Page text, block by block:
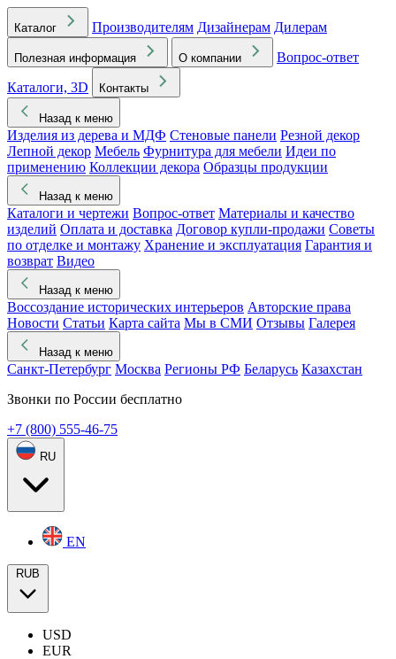
Каталог Производителям Дизайнерам Дилерам
Полезная информация О компании
Вопрос-ответ
Каталоги, 3D
Контакты
Назад к меню
Изделия из дерева и МДФ Стеновые панели Резной декор
Лепной декор Мебель Фурнитура для мебели Идеи по
применению Коллекции декора Образцы продукции
Назад к меню
Каталоги и чертежи Вопрос-ответ Материалы и качество
изделий Оплата и доставка Договор купли-продажи Советы
по отделке и монтажу Хранение и эксплуатация Гарантия и
возврат Видео
Назад к меню
Воссоздание исторических интерьеров Авторские права
Новости Статьи Карта сайта Мы в СМИ Отзывы Галерея
Назад к меню
Санкт-Петербург Москва Регионы РФ Беларусь Казахстан
Звонки по России бесплатно
+7 (800) 555-46-75
RU
EN
RUB
USD
EUR